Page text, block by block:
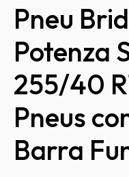
Pneu
Potenza
255/40
Pneus
Barra